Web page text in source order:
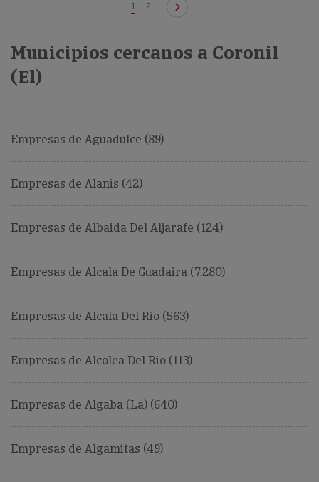
1 2
Municipios cercanos a Coronil
(El)
Empresas de Aguadulce (89)
Empresas de Alanis (42)
Empresas de Albaida Del Aljarafe (124)
Empresas de Alcala De Guadaira (7.280)
Empresas de Alcala Del Rio (563)
Empresas de Alcolea Del Rio (113)
Empresas de Algaba (La) (640)
Empresas de Algamitas (49)